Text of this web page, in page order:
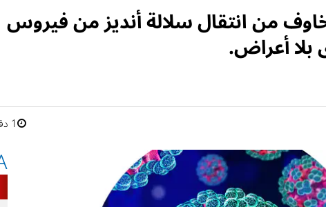
من انتقال سلالة أنديز من فيروس
بلا أعراض.
1 دقائق